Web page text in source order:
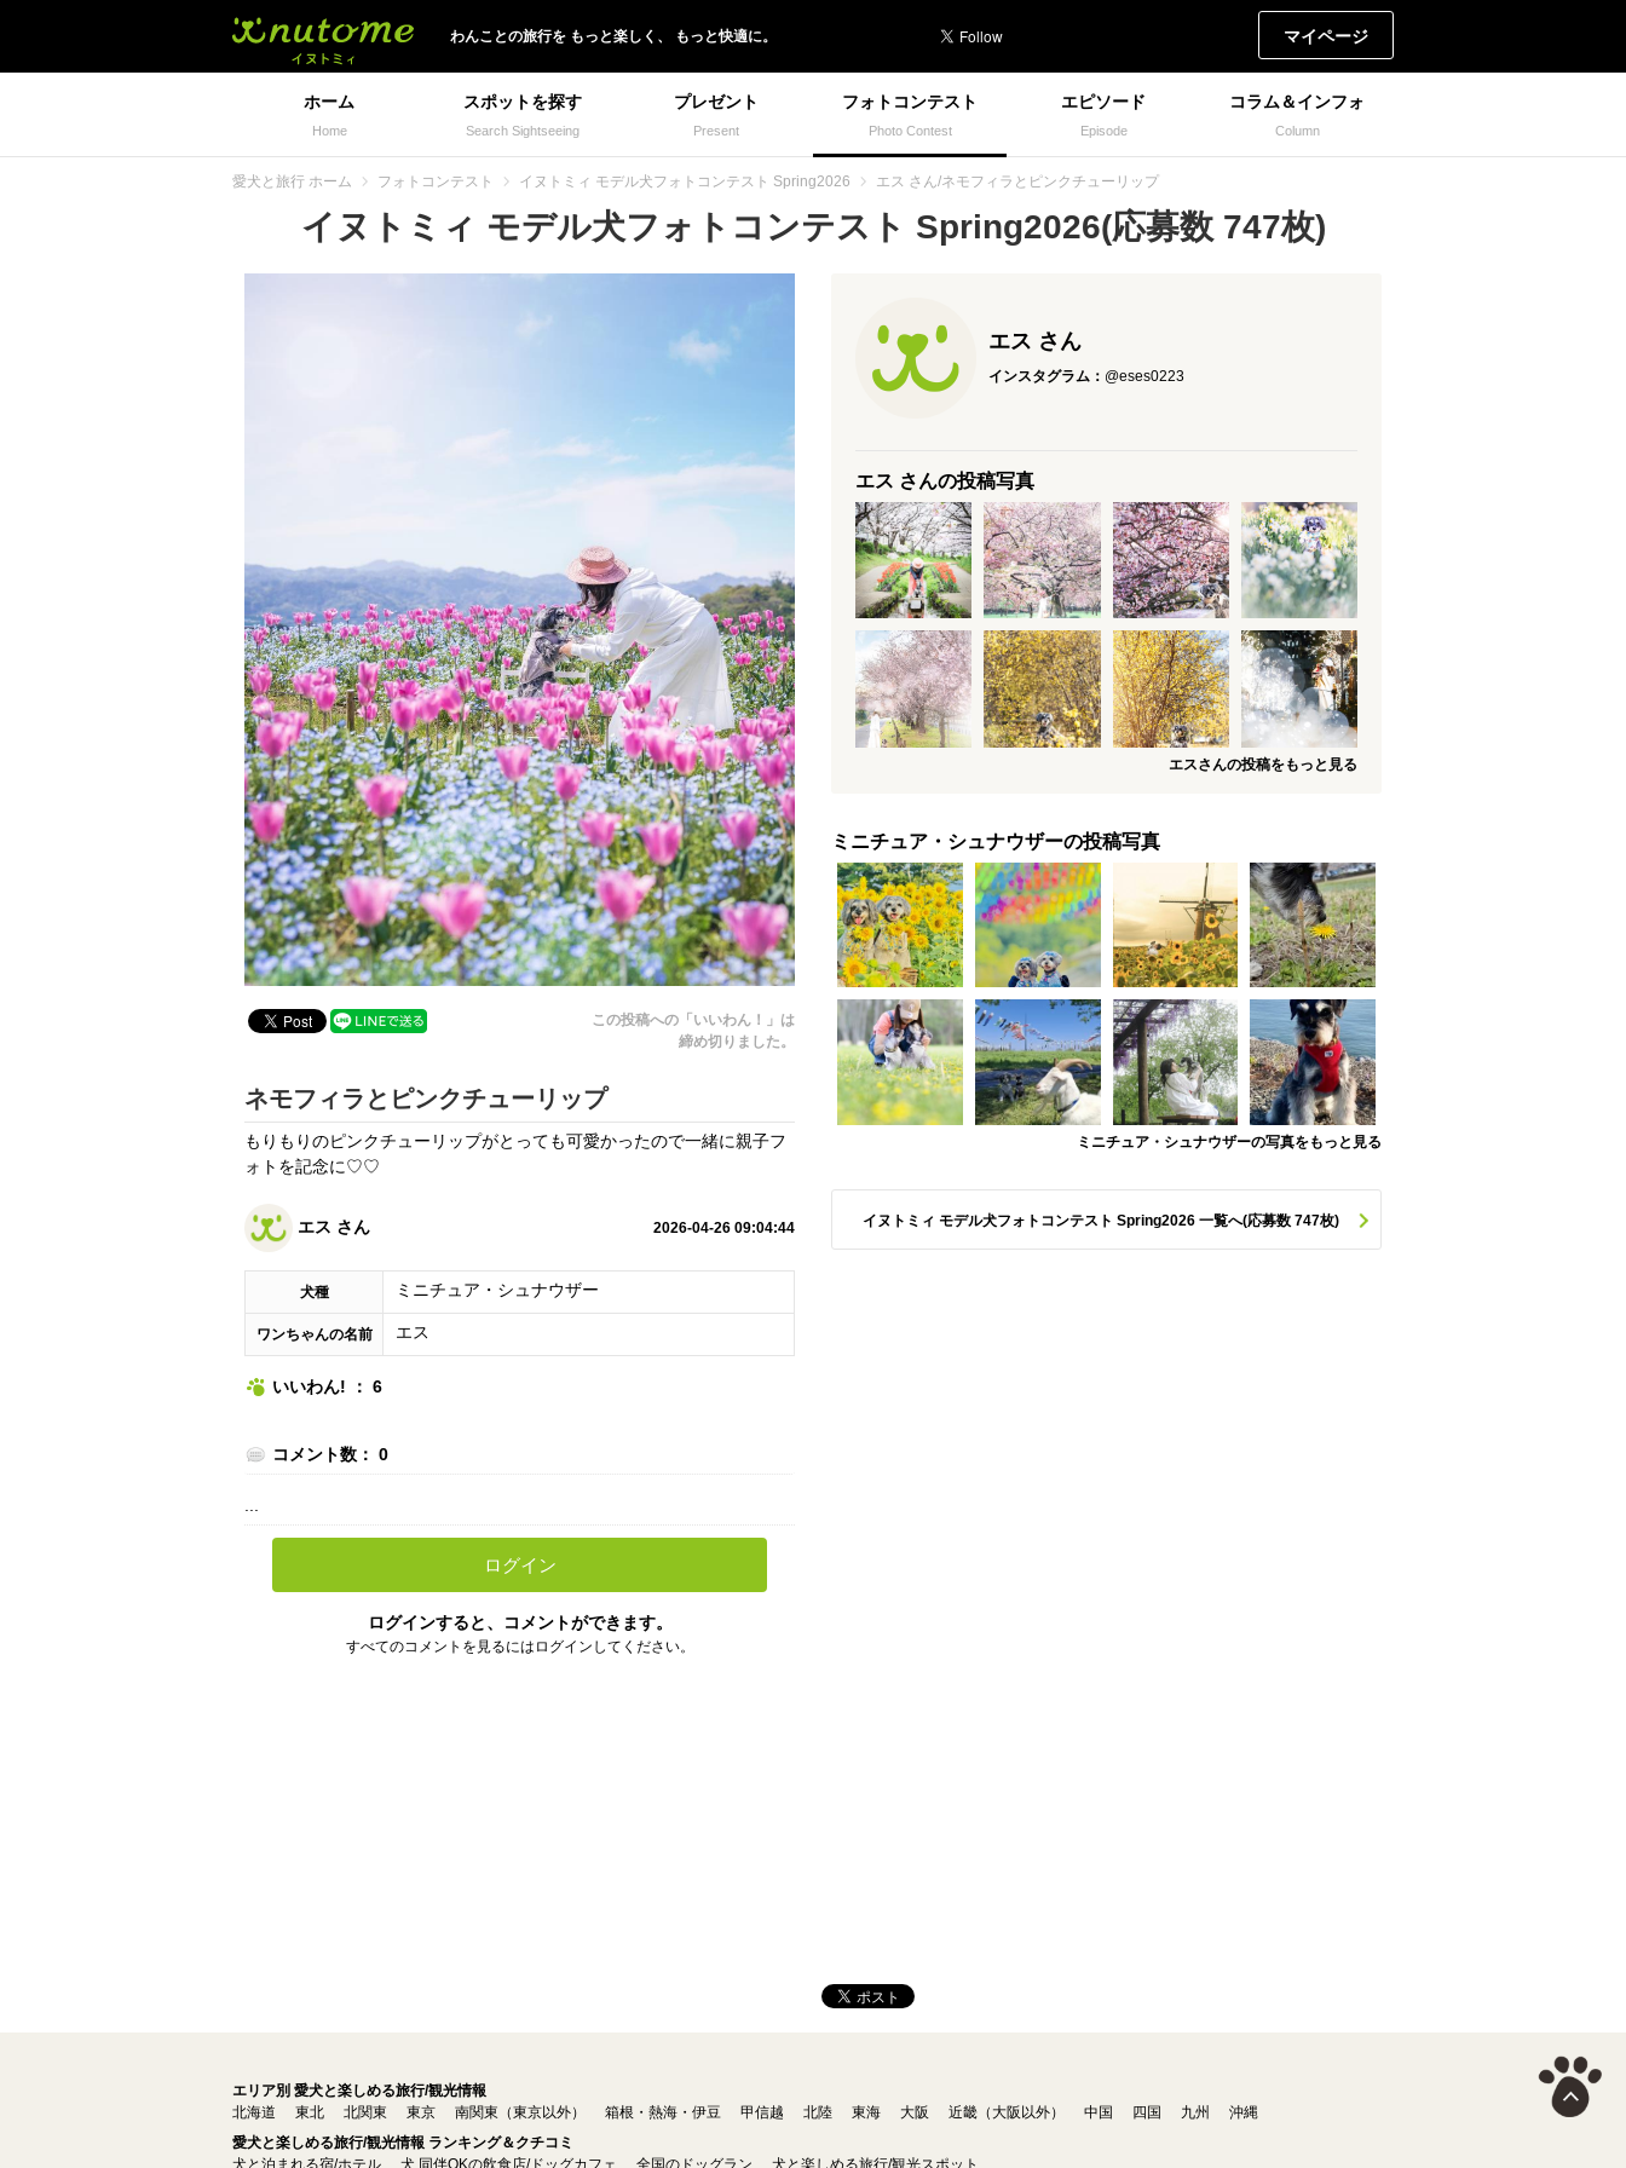
わんことの旅行を もっと楽しく、 もっと快適に。 マイページ
ホーム
Home
スポットを探す
Search Sightseeing
プレゼント
Present
フォトコンテスト
Photo Contest
エピソード
Episode
コラム＆インフォ
Column
愛犬と旅行 ホーム フォトコンテスト イヌトミィ モデル犬フォトコンテスト Spring2026 エス さん/ネモフィラとピンクチューリップ
イヌトミィ モデル犬フォトコンテスト Spring2026(応募数 747枚)
この投稿への「いいわん！」は
締め切りました。
ネモフィラとピンクチューリップ
もりもりのピンクチューリップがとっても可愛かったので一緒に親子フ
ォトを記念に♡♡
エス さん 2026-04-26 09:04:44
犬種 ミニチュア・シュナウザー
ワンちゃんの名前 エス
いいわん! ： 6
コメント数： 0
...
ログイン
ログインすると、コメントができます。
すべてのコメントを見るにはログインしてください。
エス さん
インスタグラム： @eses0223
エス さんの投稿写真
エスさんの投稿をもっと見る
ミニチュア・シュナウザーの投稿写真
ミニチュア・シュナウザーの写真をもっと見る
イヌトミィ モデル犬フォトコンテスト Spring2026 一覧へ(応募数 747枚)
エリア別 愛犬と楽しめる旅行/観光情報
北海道
東北 北関東 東京 南関東（東京以外） 箱根・熱海・伊豆 甲信越 北陸 東海 大阪 近畿（大阪以外） 中国 四国 九州
沖縄
愛犬と楽しめる旅行/観光情報 ランキング＆クチコミ